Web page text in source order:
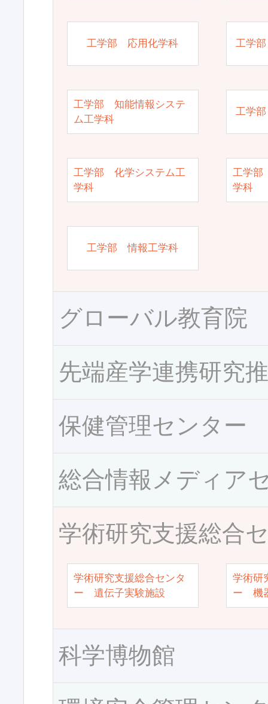
工学部 応用化学科 工学
工学部 知能情報システ
ム工学科
工学
工学部 化学システム工
学科
工学部
学科
工学部 情報工学科
グローバル教育院
先端産学連携研究
保健管理センター
総合情報メディア
学術研究支援総合
学術研究支援総合センタ
ー 遺伝子実験施設
学術研
ー 機
科学博物館